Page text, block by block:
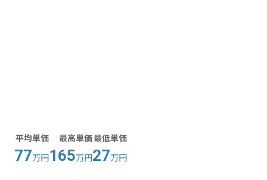
平均単価
77万円
最高単価
165万円
最低単価
27万円